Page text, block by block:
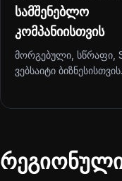
სამშენებლო
კომპანიისთვის
მორგებული, სწრაფი,
ვებსაიტი